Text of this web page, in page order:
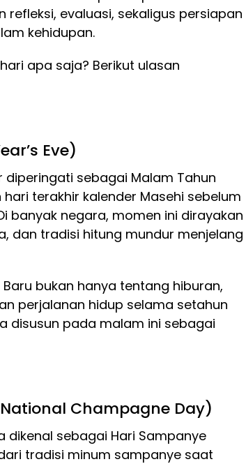
refleksi, evaluasi, sekaligus persiapan
kehidupan.
apa saja? Berikut ulasan
Eve)
diperingati sebagai Malam Tahun
hari terakhir kalender Masehi sebelum
banyak negara, momen ini dirayakan
dan tradisi hitung mundur menjelang
bukan hanya tentang hiburan,
perjalanan hidup selama setahun
disusun pada malam ini sebagai
Champagne Day)
dikenal sebagai Hari Sampanye
tradisi minum sampanye saat